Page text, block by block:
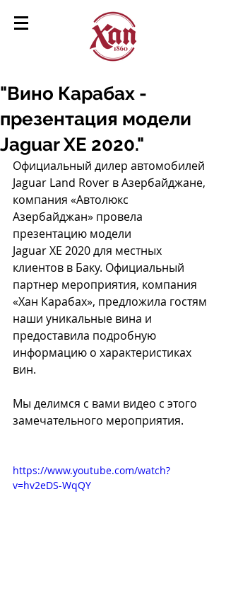
"Вино Карабах -
презентация модели
Jaguar XE 2020."
Официальный дилер автомобилей
Jaguar Land Rover в Азербайджане,
компания «Автолюкс
Азербайджан» провела
презентацию модели
Jaguar XE 2020 для местных
клиентов в Баку. Официальный
партнер мероприятия, компания
«Хан Карабах», предложила гостям
наши уникальные вина и
предоставила подробную
информацию о характеристиках
вин.
Мы делимся с вами видео с этого
замечательного мероприятия.
https://www.youtube.com/watch?
v=hv2eDS-WqQY